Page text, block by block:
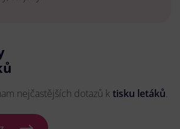
nejčastějších dotazů k tisku letáků.